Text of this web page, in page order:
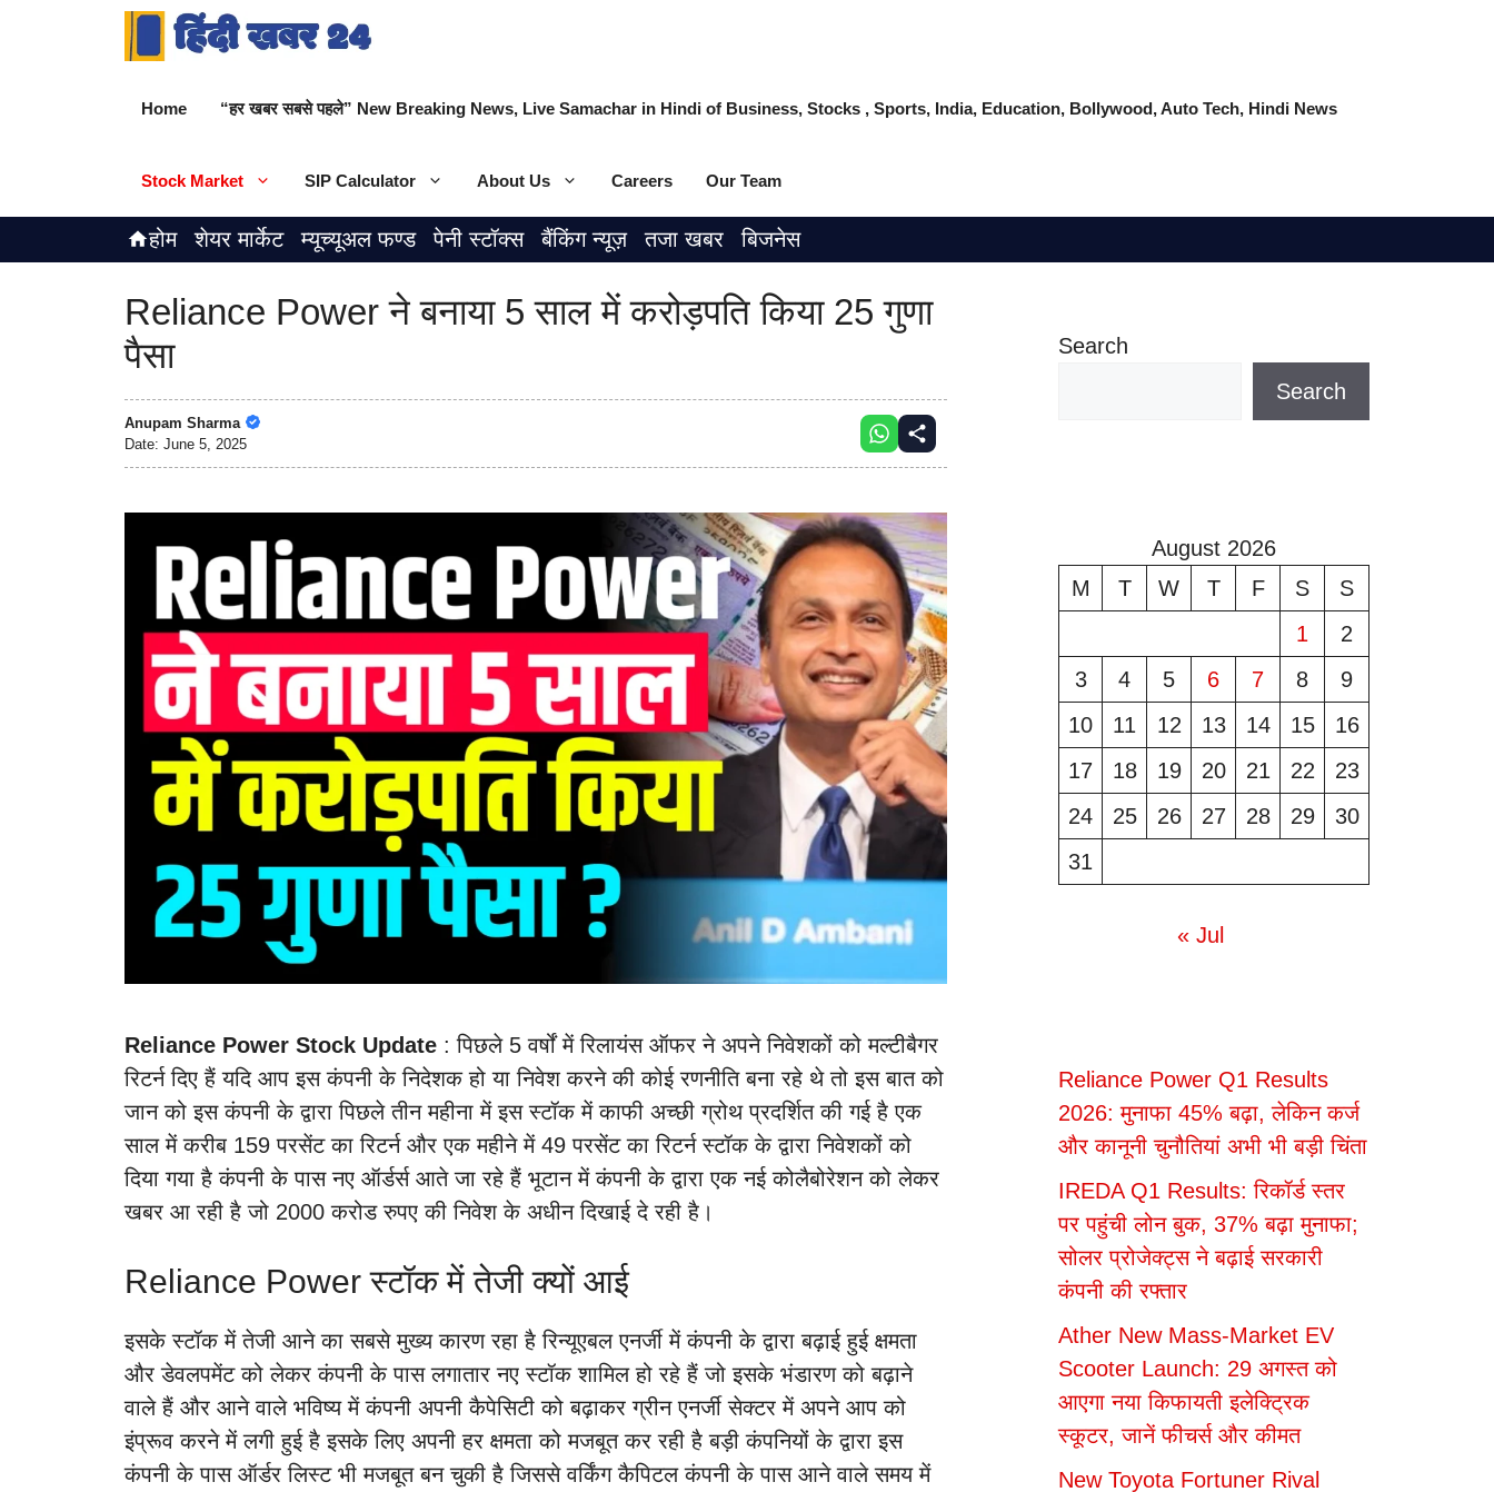
Home “हर खबर सबसे पहले” New Breaking News, Live Samachar in Hindi of Business, Stocks , Sports, India, Education, Bollywood, Auto Tech, Hindi News
Stock Market SIP Calculator About Us Careers Our Team
होम शेयर मार्केट म्यूच्यूअल फण्ड पेनी स्टॉक्स बैंकिंग न्यूज़ तजा खबर बिजनेस
Reliance Power ने बनाया 5 साल में करोड़पति किया 25 गुणा
पैसा
Anupam Sharma
Date: June 5, 2025
Reliance Power Stock Update : पिछले 5 वर्षों में रिलायंस ऑफर ने अपने निवेशकों को मल्टीबैगर
रिटर्न दिए हैं यदि आप इस कंपनी के निदेशक हो या निवेश करने की कोई रणनीति बना रहे थे तो इस बात को
जान को इस कंपनी के द्वारा पिछले तीन महीना में इस स्टॉक में काफी अच्छी ग्रोथ प्रदर्शित की गई है एक
साल में करीब 159 परसेंट का रिटर्न और एक महीने में 49 परसेंट का रिटर्न स्टॉक के द्वारा निवेशकों को
दिया गया है कंपनी के पास नए ऑर्डर्स आते जा रहे हैं भूटान में कंपनी के द्वारा एक नई कोलैबोरेशन को लेकर
खबर आ रही है जो 2000 करोड रुपए की निवेश के अधीन दिखाई दे रही है।
Reliance Power स्टॉक में तेजी क्यों आई
इसके स्टॉक में तेजी आने का सबसे मुख्य कारण रहा है रिन्यूएबल एनर्जी में कंपनी के द्वारा बढ़ाई हुई क्षमता
और डेवलपमेंट को लेकर कंपनी के पास लगातार नए स्टॉक शामिल हो रहे हैं जो इसके भंडारण को बढ़ाने
वाले हैं और आने वाले भविष्य में कंपनी अपनी कैपेसिटी को बढ़ाकर ग्रीन एनर्जी सेक्टर में अपने आप को
इंप्रूव करने में लगी हुई है इसके लिए अपनी हर क्षमता को मजबूत कर रही है बड़ी कंपनियों के द्वारा इस
कंपनी के पास ऑर्डर लिस्ट भी मजबूत बन चुकी है जिससे वर्किंग कैपिटल कंपनी के पास आने वाले समय में
Search
Search
August 2026
M
T W T F S
S
1
2
3
4 5 6 7 8
9
10
11 12 13 14 15
16
17
18 19 20 21 22
23
24
25 26 27 28 29
30
31
« Jul
Reliance Power Q1 Results
2026: मुनाफा 45% बढ़ा, लेकिन कर्ज
और कानूनी चुनौतियां अभी भी बड़ी चिंता
IREDA Q1 Results: रिकॉर्ड स्तर
पर पहुंची लोन बुक, 37% बढ़ा मुनाफा;
सोलर प्रोजेक्ट्स ने बढ़ाई सरकारी
कंपनी की रफ्तार
Ather New Mass-Market EV
Scooter Launch: 29 अगस्त को
आएगा नया किफायती इलेक्ट्रिक
स्कूटर, जानें फीचर्स और कीमत
New Toyota Fortuner Rival